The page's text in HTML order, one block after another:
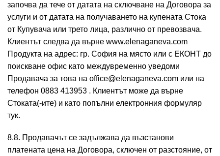
започва да тече от датата на сключване на Договора за
услуги и от датата на получаването на купената Стока
от Купувача или трето лица, различно от превозвача.
Клиентът следва да върне www.elenaganeva.com
Продукта на адрес: гр. София на място или с ЕКОНТ до
поискване офис като междувременно уведоми
Продавача за това на office@elenaganeva.com или на
телефон 0883 413953 . Клиентът може да върне
Стоката(-ите) и като попълни електронния формуляр
тук.
8.8. Продавачът се задължава да възстанови
платената цена на Договора, сключен от разстояние, от